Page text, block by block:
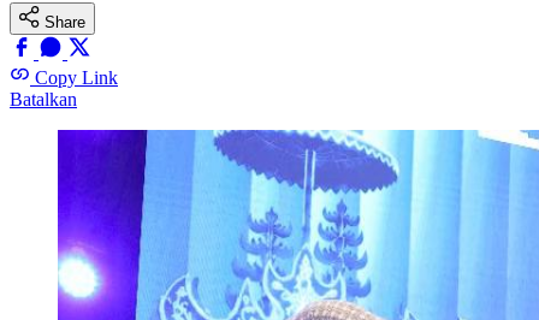
Share
Copy Link
Batalkan